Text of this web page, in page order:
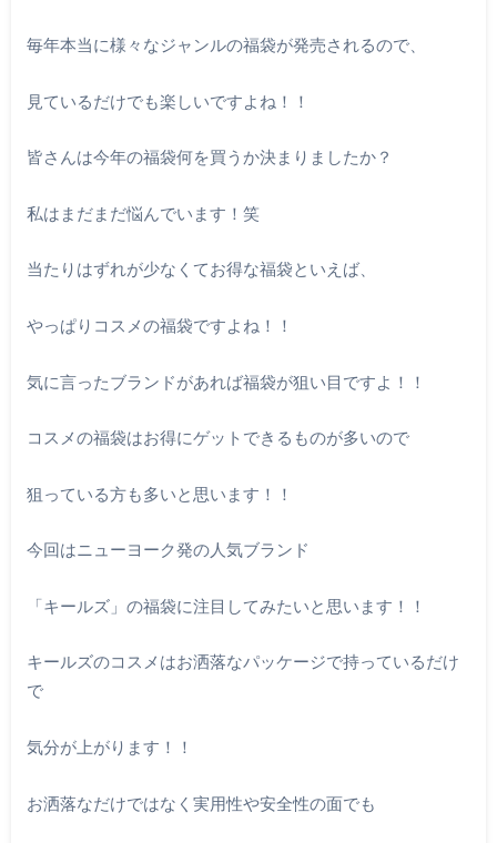
毎年本当に様々なジャンルの福袋が発売されるので、
見ているだけでも楽しいですよね！！
皆さんは今年の福袋何を買うか決まりましたか？
私はまだまだ悩んでいます！笑
当たりはずれが少なくてお得な福袋といえば、
やっぱりコスメの福袋ですよね！！
気に言ったブランドがあれば福袋が狙い目ですよ！！
コスメの福袋はお得にゲットできるものが多いので
狙っている方も多いと思います！！
今回はニューヨーク発の人気ブランド
「キールズ」の福袋に注目してみたいと思います！！
キールズのコスメはお洒落なパッケージで持っているだけ
で
気分が上がります！！
お洒落なだけではなく実用性や安全性の面でも